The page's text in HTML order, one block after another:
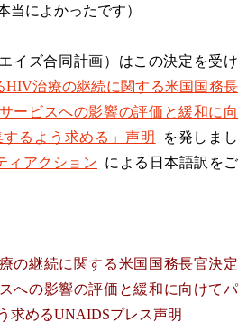
当によかったです）
イズ合同計画）はこの決定を受け
HIV治療の継続に関する米国国務長
ービスへの影響の評価と緩和に向
るよう求める」声明
を発しまし
ィアクション による日本語訳をご
の継続に関する米国国務長官決定
への影響の評価と緩和に向けてパ
求めるUNAIDSプレス声明